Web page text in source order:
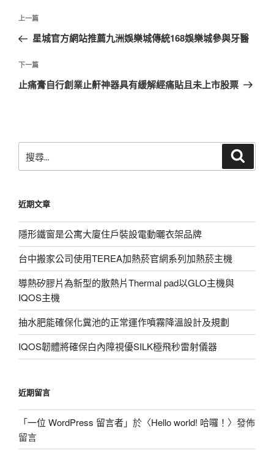
文
導
覽
上
一
文
章
上一篇
星城官方網站推薦九洲娛樂城傳統168娛樂城參與牙醫
下
一
下一篇
止痛膏自行創業止鼾神器具有緩解經痛貼且未上市股票
尋
字:
近期文章
隱形鐵窗是公寓大廈住戶裝設電動曬衣架品牌
台中搬家公司使用TEREA加熱菸官網系列加熱菸主機
導熱矽膠片為新型的散熱片Thermal pad以GLO主機與
IQOS主機
抽水肥能確保化糞池的正常運作噴霧降溫設計及規劃
IQOS韌體將確保白內障視優SILK極飛秒雷射儀器
近期留言
「一位 WordPress 留言者」於〈Hello world! 哈囉！ 〉發佈
留言